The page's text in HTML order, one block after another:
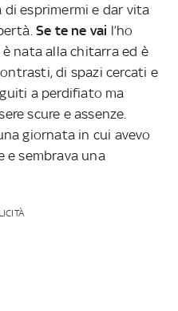
esprimermi e dar vita
Se te ne vai l’ho
nata alla chitarra ed è
di spazi cercati e
a perdifiato ma
scure e assenze.
giornata in cui avevo
e sembrava una